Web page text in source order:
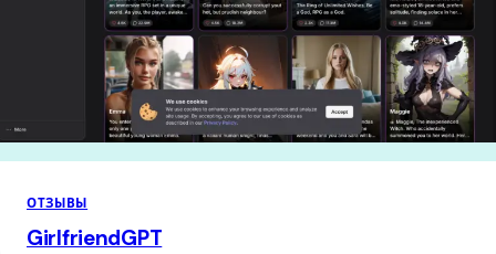
ОТЗЫВЫ
GirlfriendGPT